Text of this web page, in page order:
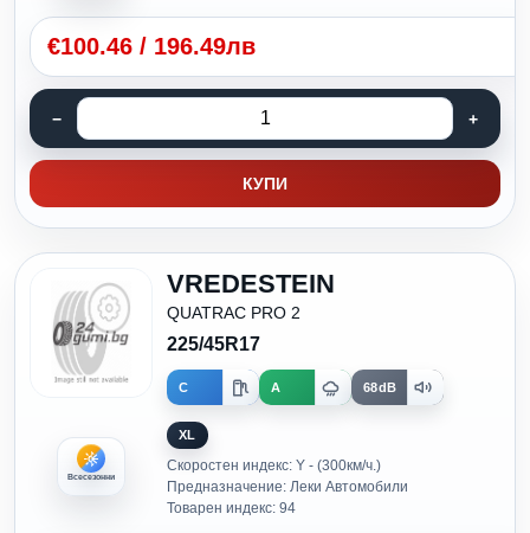
€100.46 / 196.49лв
КУПИ
Всесезонни
VREDESTEIN
QUATRAC PRO 2
225/45R17
C A 68dB
XL
Скоростен индекс: Y - (300км/ч.)
Предназначение: Леки Автомобили
Товарен индекс: 94